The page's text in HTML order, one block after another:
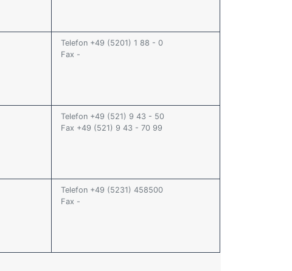
Telefon +49 (5201) 1 88 - 0
Fax -
Telefon +49 (521) 9 43 - 50
Fax +49 (521) 9 43 - 70 99
Telefon +49 (5231) 458500
Fax -